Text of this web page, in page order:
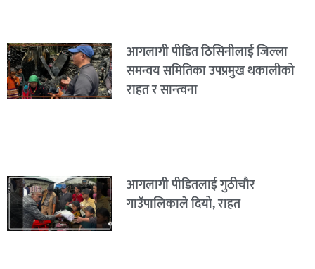
आगलागी पीडित ठिसिनीलाई जिल्ला
समन्वय समितिका उपप्रमुख थकालीको
राहत र सान्त्वना
आगलागी पीडितलाई गुठीचौर
गाउँपालिकाले दियो, राहत